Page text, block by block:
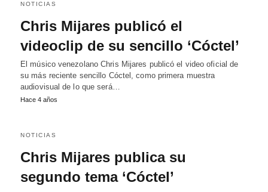
NOTICIAS
Chris Mijares publicó el
videoclip de su sencillo ‘Cóctel’
El músico venezolano Chris Mijares publicó el video oficial de
su más reciente sencillo Cóctel, como primera muestra
audiovisual de lo que será…
Hace 4 años
NOTICIAS
Chris Mijares publica su
segundo tema ‘Cóctel’